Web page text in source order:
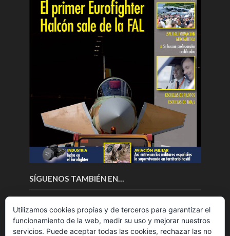
SÍGUENOS TAMBIÉN EN…
Utilizamos cookies propias y de terceros para garantizar el
funcionamiento de la web, medir su uso y mejorar nuestros
servicios. Puede aceptar todas las cookies, rechazar las no